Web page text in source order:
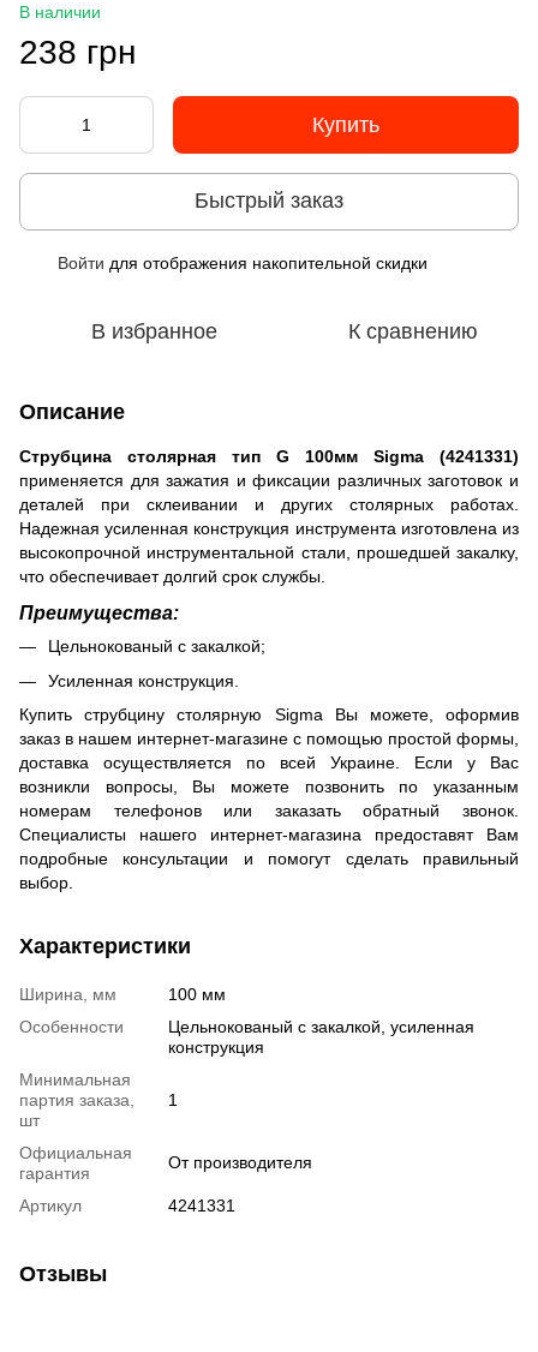
В наличии
238 грн
Купить
Быстрый заказ
Войти для отображения накопительной скидки
В избранное К сравнению
Описание
Струбцина столярная тип G 100мм Sigma (4241331)
применяется для зажатия и фиксации различных заготовок и
деталей при склеивании и других столярных работах.
Надежная усиленная конструкция инструмента изготовлена из
высокопрочной инструментальной стали, прошедшей закалку,
что обеспечивает долгий срок службы.
Преимущества:
Цельнокованый с закалкой;
Усиленная конструкция.
Купить струбцину столярную Sigma Вы можете, оформив
заказ в нашем интернет-магазине с помощью простой формы,
доставка осуществляется по всей Украине. Если у Вас
возникли вопросы, Вы можете позвонить по указанным
номерам телефонов или заказать обратный звонок.
Специалисты нашего интернет-магазина предоставят Вам
подробные консультации и помогут сделать правильный
выбор.
Характеристики
Ширина, мм
100 мм
Особенности
Цельнокованый с закалкой, усиленная
конструкция
Минимальная
партия заказа,
шт
1
Официальная
гарантия
От производителя
Артикул 4241331
Отзывы